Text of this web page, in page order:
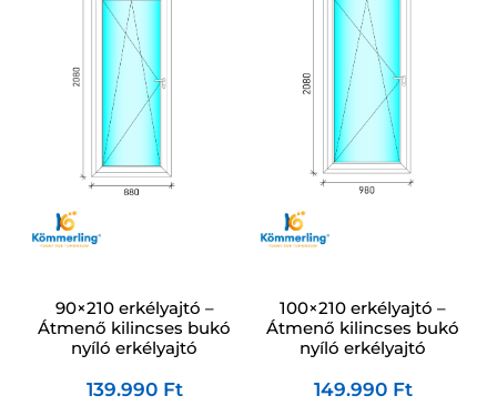
90×210 erkélyajtó –
Átmenő kilincses bukó
nyíló erkélyajtó
139.990 Ft
100×210 erkélyajtó –
Átmenő kilincses bukó
nyíló erkélyajtó
149.990 Ft